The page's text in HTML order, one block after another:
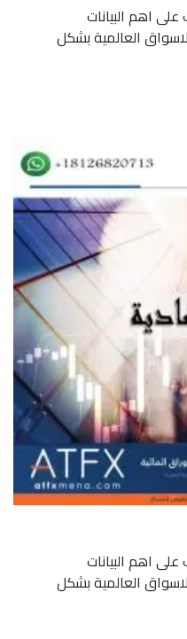
على اهم البيانات
العالمية بشكل
على اهم البيانات
العالمية بشكل